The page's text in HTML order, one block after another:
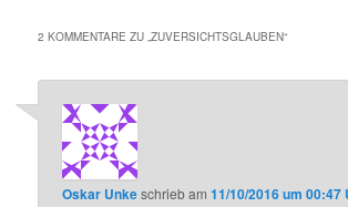
2 KOMMENTARE ZU „ZUVERSICHTSGLAUBEN“
Oskar Unkeschriebam11/10/2016 um 00:47